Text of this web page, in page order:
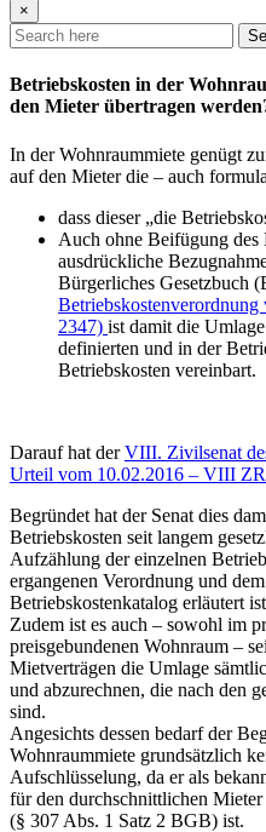
×
Betriebskosten in der
den Mieter übertragen
In der Wohnraummiete genügt
auf den Mieter die – auch
dass dieser „die
Auch ohne Beifügung des
ausdrückliche
Bürgerliches Gesetzbuch
2347) ist damit die
definierten und in der
Betriebskosten vereinbart.
Darauf hat derVIII. Zivilsenat
Urteil vom 10.02.2016 – VIII
Begründet hat der Senat dies
Betriebskosten seit langem
Aufzählung der einzelnen
ergangenen Verordnung und
Betriebskostenkatalog erläutert
Zudem ist es auch – sowohl im
preisgebundenen Wohnraum –
Mietverträgen die Umlage
und abzurechnen, die nach den
sind.
Angesichts dessen bedarf der
Wohnraummiete grundsätzlich
Aufschlüsselung, da er als
für den durchschnittlichen
(§ 307 Abs. 1 Satz 2 BGB) ist.